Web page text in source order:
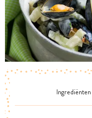
Ingrediënten